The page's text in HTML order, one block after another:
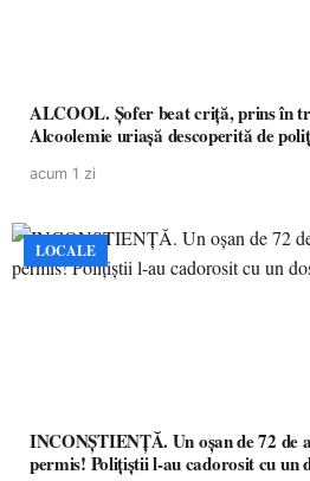
ALCOOL. Șofer beat criță, prins în
Alcoolemie uriașă descoperită de
acum 1 zi
LOCALE
INCONȘTIENȚĂ. Un oșan de 72 de
permis! Polițiștii l-au cadorosit cu un